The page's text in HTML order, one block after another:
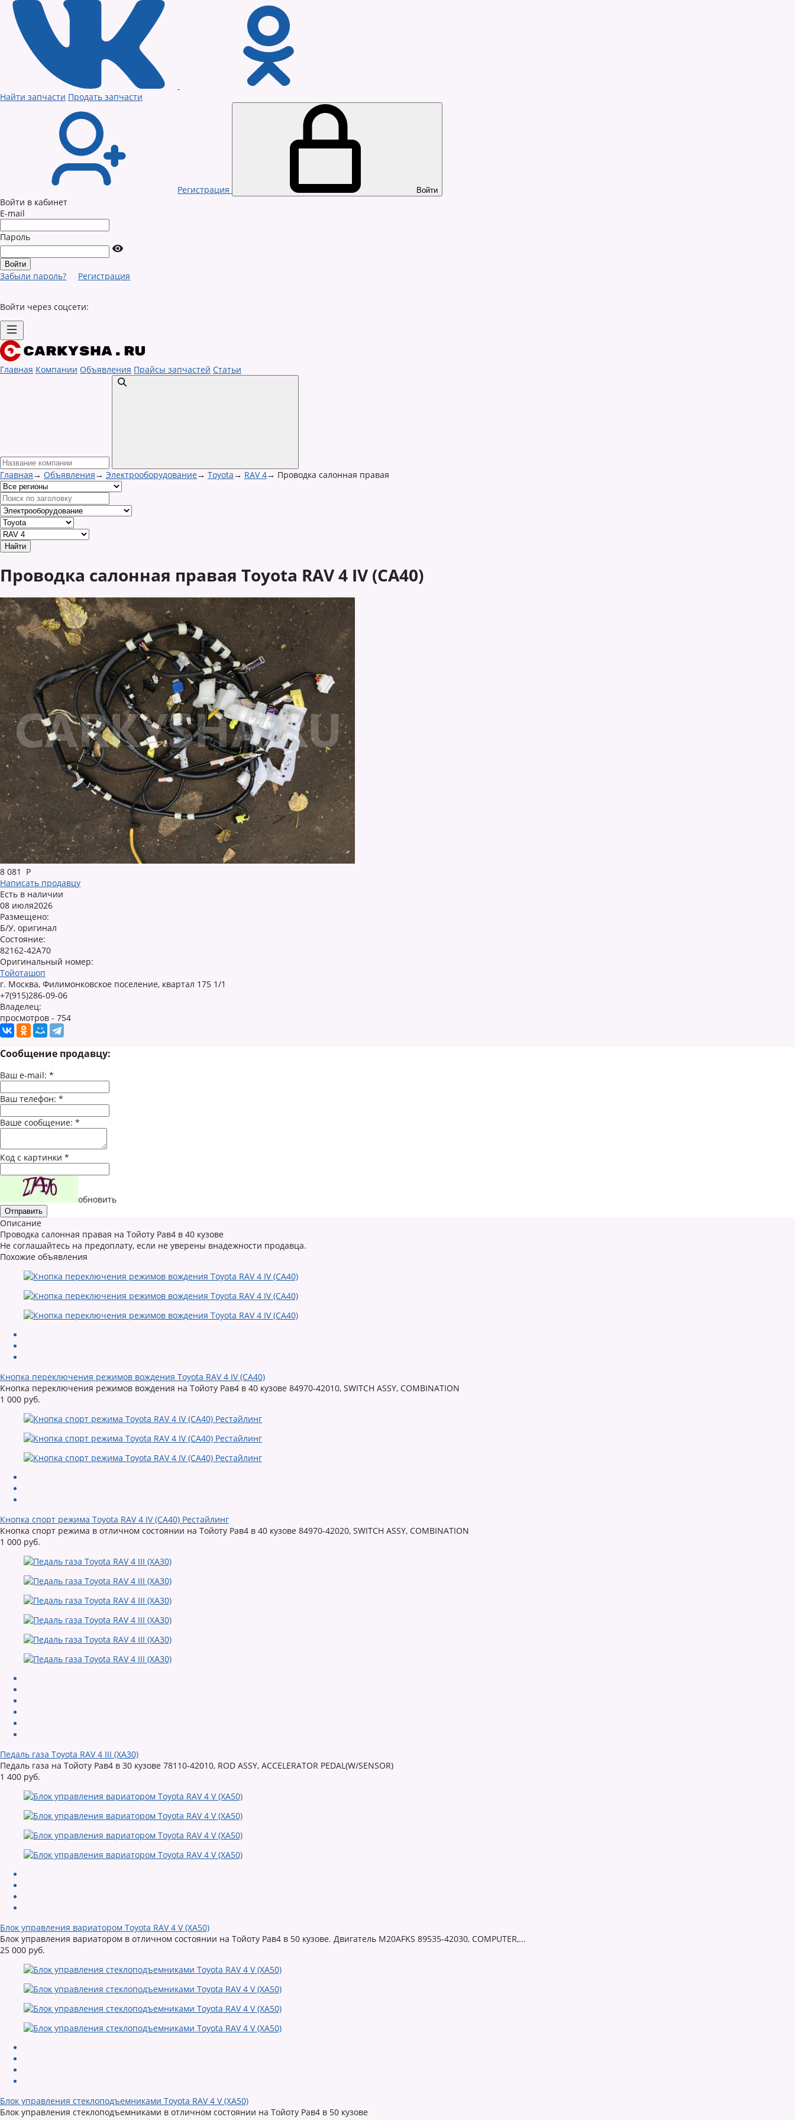
Найти запчасти Продать запчасти
Регистрация Войти
Войти в кабинет
E-mail
Пароль
Забыли пароль? Регистрация
Войти через соцсети:
Главная Компании Объявления Прайсы запчастей Статьи
Главная→ Объявления→ Электрооборудование→ Toyota→ RAV 4→ Проводка салонная правая
Проводка салонная правая Toyota RAV 4 IV (CA40)
8 081
Р
Написать продавцу
Есть в наличии
08 июля2026
Размещено:
Б/У, оригинал
Состояние:
82162-42A70
Оригинальный номер:
Тойоташоп
г. Москва, Филимонковское поселение, квартал 175 1/1
+7(915)286-09-06
Владелец:
просмотров - 754
Сообщение продавцу:
Ваш e-mail: *
Ваш телефон: *
Ваше сообщение: *
Код с картинки *
обновить
Описание
Проводка салонная правая на Тойоту Рав4 в 40 кузове
Не соглашайтесь на предоплату, если не уверены внадежности продавца.
Похожие объявления
Кнопка переключения режимов вождения Toyota RAV 4 IV (CA40)
Кнопка переключения режимов вождения на Тойоту Рав4 в 40 кузове 84970-42010, SWITCH ASSY, COMBINATION
1 000 руб.
Кнопка спорт режима Toyota RAV 4 IV (CA40) Рестайлинг
Кнопка спорт режима в отличном состоянии на Тойоту Рав4 в 40 кузове 84970-42020, SWITCH ASSY, COMBINATION
1 000 руб.
Педаль газа Toyota RAV 4 III (XA30)
Педаль газа на Тойоту Рав4 в 30 кузове 78110-42010, ROD ASSY, ACCELERATOR PEDAL(W/SENSOR)
1 400 руб.
Блок управления вариатором Toyota RAV 4 V (XA50)
Блок управления вариатором в отличном состоянии на Тойоту Рав4 в 50 кузове. Двигатель M20AFKS 89535-42030, COMPUTER,...
25 000 руб.
Блок управления стеклоподъемниками Toyota RAV 4 V (XA50)
Блок управления стеклоподъемниками в отличном состоянии на Тойоту Рав4 в 50 кузове